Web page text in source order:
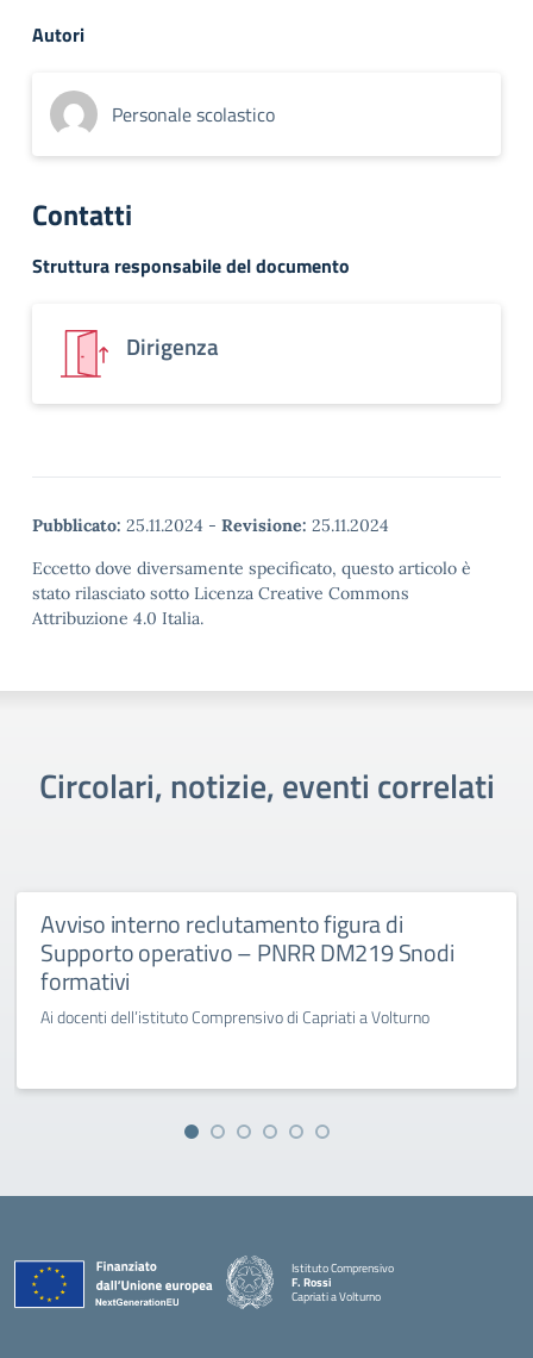
Autori
Personale scolastico
Contatti
Struttura responsabile del documento
Dirigenza
Pubblicato: 25.11.2024 - Revisione: 25.11.2024
Eccetto dove diversamente specificato, questo articolo è
stato rilasciato sotto Licenza Creative Commons
Attribuzione 4.0 Italia.
Circolari, notizie, eventi correlati
Avviso interno reclutamento figura di
Supporto operativo – PNRR DM219 Snodi
formativi
Ai docenti dell’istituto Comprensivo di Capriati a Volturno
Istituto Comprensivo
F. Rossi
Capriati a Volturno
— Visita la pagina iniziale della scuola